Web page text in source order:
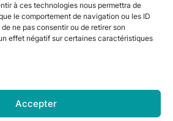
à ces technologies nous permettra de
le comportement de navigation ou les ID
ne pas consentir ou de retirer son
effet négatif sur certaines caractéristiques
Accepter